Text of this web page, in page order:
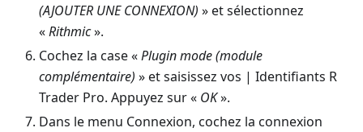
(AJOUTER UNE CONNEXION) » et sélectionnez
«Rithmic».
Cochez la case «Plugin mode (module
complémentaire) » et saisissez vos | Identifiants R
Trader Pro. Appuyez sur « OK».
Dans le menu Connexion, cochez la connexion